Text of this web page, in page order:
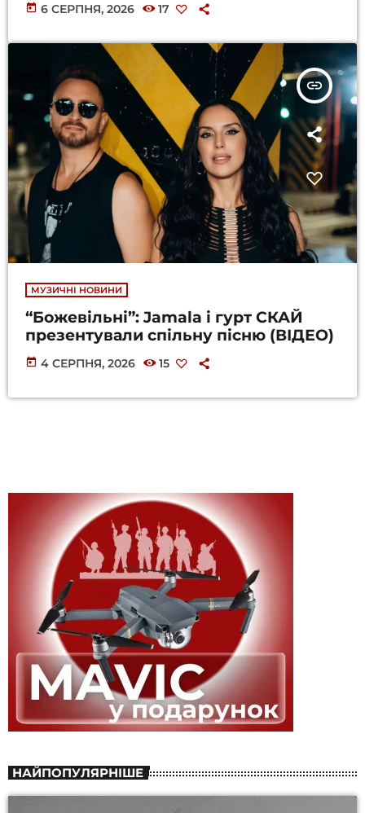
today 6 СЕРПНЯ, 2026 17
insert_link
МУЗИЧНІ НОВИНИ
“Божевільні”: Jamala і гурт СКАЙ
презентували спільну пісню (ВІДЕО)
today 4 СЕРПНЯ, 2026 15
НАЙПОПУЛЯРНІШЕ